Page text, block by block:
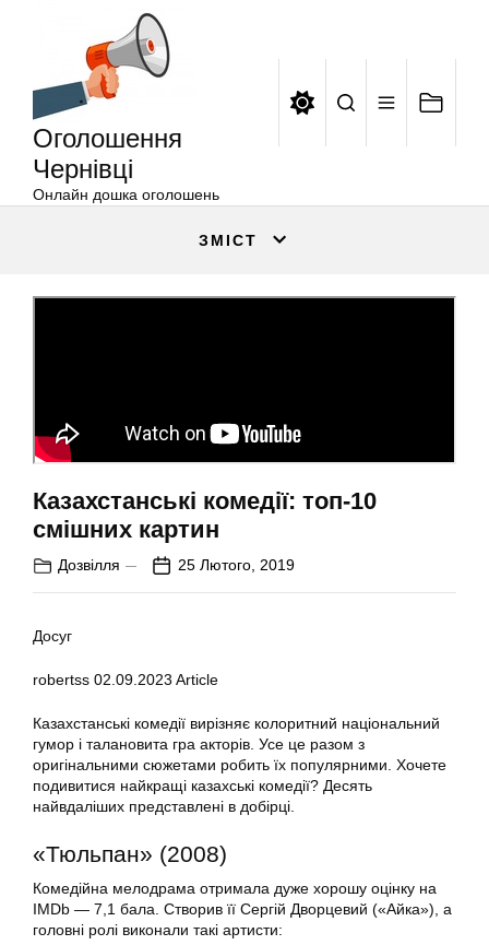
Оголошення
Чернівці
Онлайн дошка оголошень
ЗМІСТ
Казахстанські комедії: топ-10
смішних картин
Дозвілля 25 Лютого, 2019
Досуг
robertss 02.09.2023 Article
Казахстанські комедії вирізняє колоритний національний
гумор і талановита гра акторів. Усе це разом з
оригінальними сюжетами робить їх популярними. Хочете
подивитися найкращі казахські комедії? Десять
найвдаліших представлені в добірці.
«Тюльпан» (2008)
Комедійна мелодрама отримала дуже хорошу оцінку на
IMDb — 7,1 бала. Створив її Сергій Дворцевий («Айка»), а
головні ролі виконали такі артисти: